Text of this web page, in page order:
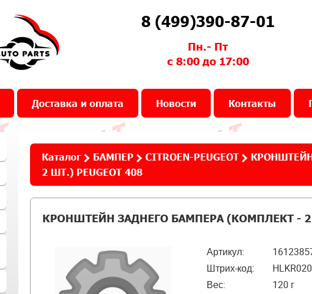
8 (499)390-87-01
Пн.- Пт
с 8:00 до 17:00
Доставка и оплата Новости Контакты
Каталог БАМПЕР CITROEN-PEUGEOT
2 ШТ.) PEUGEOT 408
КРОНШТЕЙН ЗАДНЕГО БАМПЕРА (КОМПЛЕКТ - 2
Артикул:
Штрих-код:
Вес:
120 г